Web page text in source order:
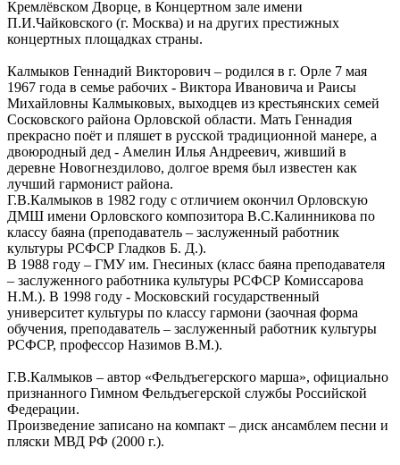
Кремлёвском Дворце, в Концертном зале имени
П.И.Чайковского (г. Москва) и на других престижных
концертных площадках страны.
Калмыков Геннадий Викторович – родился в г. Орле 7 мая
1967 года в семье рабочих - Виктора Ивановича и Раисы
Михайловны Калмыковых, выходцев из крестьянских семей
Сосковского района Орловской области. Мать Геннадия
прекрасно поёт и пляшет в русской традиционной манере, а
двоюродный дед - Амелин Илья Андреевич, живший в
деревне Новогнездилово, долгое время был известен как
лучший гармонист района.
Г.В.Калмыков в 1982 году с отличием окончил Орловскую
ДМШ имени Орловского композитора В.С.Калинникова по
классу баяна (преподаватель – заслуженный работник
культуры РСФСР Гладков Б. Д.).
В 1988 году – ГМУ им. Гнесиных (класс баяна преподавателя
– заслуженного работника культуры РСФСР Комиссарова
Н.М.). В 1998 году - Московский государственный
университет культуры по классу гармони (заочная форма
обучения, преподаватель – заслуженный работник культуры
РСФСР, профессор Назимов В.М.).
Г.В.Калмыков – автор «Фельдъегерского марша», официально
признанного Гимном Фельдъегерской службы Российской
Федерации.
Произведение записано на компакт – диск ансамблем песни и
пляски МВД РФ (2000 г.).